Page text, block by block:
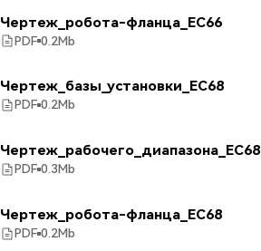
Чертеж_робота-фланца_EC66
PDF 0.2Mb
Чертеж_базы_установки_EC68
PDF 0.2Mb
Чертеж_рабочего_диапазона_EC68
PDF 0.3Mb
Чертеж_робота-фланца_EC68
PDF 0.2Mb